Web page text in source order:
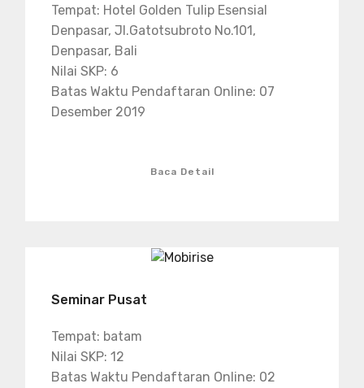
Tempat: Hotel Golden Tulip Esensial
Denpasar, Jl.Gatotsubroto No.101,
Denpasar, Bali
Nilai SKP: 6
Batas Waktu Pendaftaran Online: 07
Desember 2019
Baca Detail
Seminar Pusat
Tempat: batam
Nilai SKP: 12
Batas Waktu Pendaftaran Online: 02